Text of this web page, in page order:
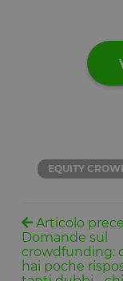
EQUITY
Articolo
Domande sul
crowdfunding:
hai poche